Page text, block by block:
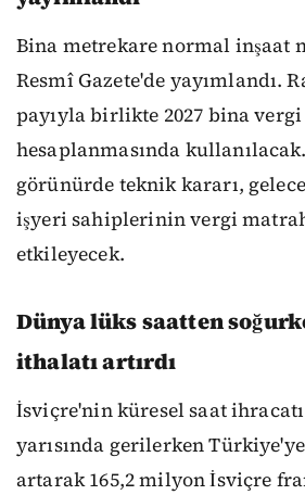
Bina metrekare normal inşaat
Resmî Gazete'de yayımlandı.
payıyla birlikte 2027 bina
hesaplanmasında
görünürde teknik kararı,
işyeri sahiplerinin vergi
etkileyecek.
Dünya lüks saatten
ithalatı artırdı
İsviçre'nin küresel saat
yarısında gerilerken Türkiye'ye
artarak 165,2 milyon İsviçre